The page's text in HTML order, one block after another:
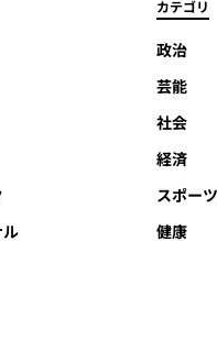
カテゴリ
政治
芸能
社会
経済
スポーツ
健康